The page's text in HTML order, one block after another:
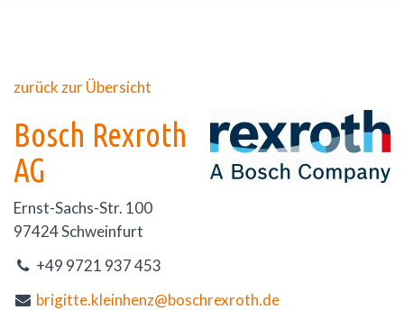
zurück zur Übersicht
Bosch Rexroth
AG
Ernst-Sachs-Str. 100
97424 Schweinfurt
+49 9721 937 453
brigitte.kleinhenz@boschrexroth.de